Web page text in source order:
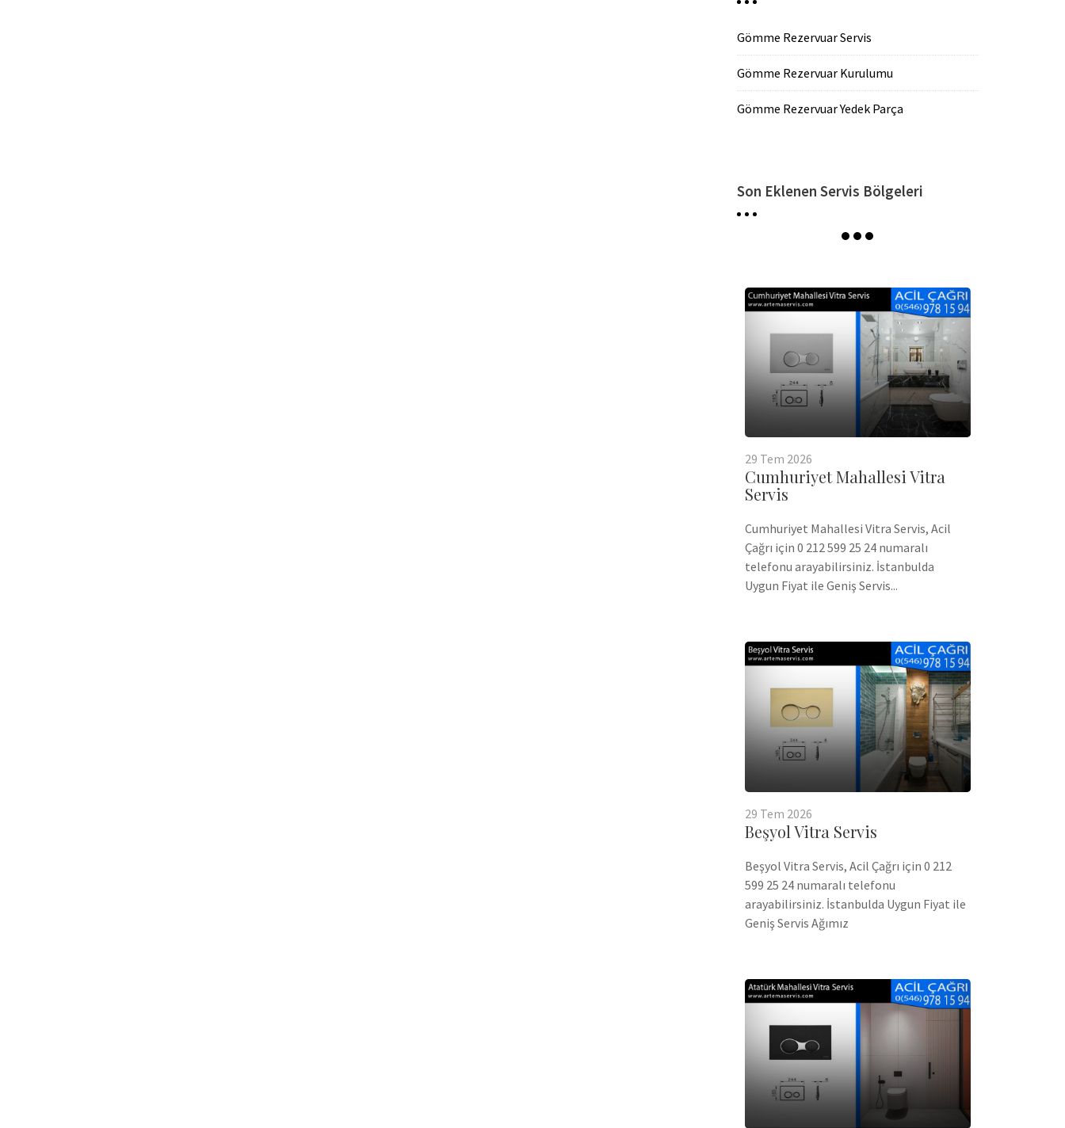
Gömme Rezervuar Servis
Gömme Rezervuar Kurulumu
Gömme Rezervuar Yedek Parça
Son Eklenen Servis Bölgeleri
29 Tem 2026
Cumhuriyet Mahallesi Vitra
Servis
Cumhuriyet Mahallesi Vitra Servis, Acil
Çağrı için 0 212 599 25 24 numaralı
telefonu arayabilirsiniz. İstanbulda
Uygun Fiyat ile Geniş Servis...
29 Tem 2026
Beşyol Vitra Servis
Beşyol Vitra Servis, Acil Çağrı için 0 212
599 25 24 numaralı telefonu
arayabilirsiniz. İstanbulda Uygun Fiyat ile
Geniş Servis Ağımız